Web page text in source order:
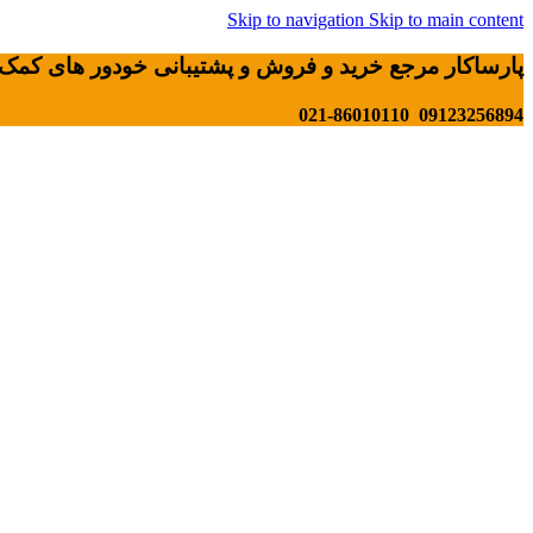
Skip to navigation Skip to main content
پارساکار مرجع خرید و فروش و پشتیبانی خودور های کمک
09123256894 021-86010110